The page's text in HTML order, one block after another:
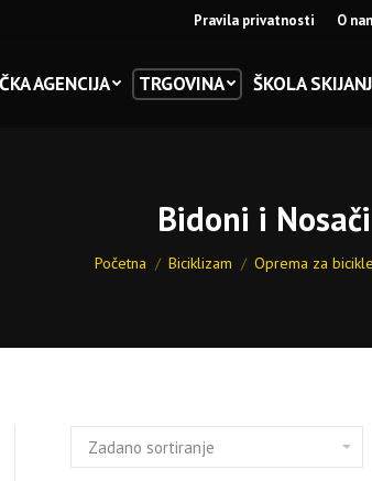
Pravila privatnosti O
AGENCIJA TRGOVINA ŠKOLA
Bidoni i You are here:
Početna Biciklizam Oprema za bicikle